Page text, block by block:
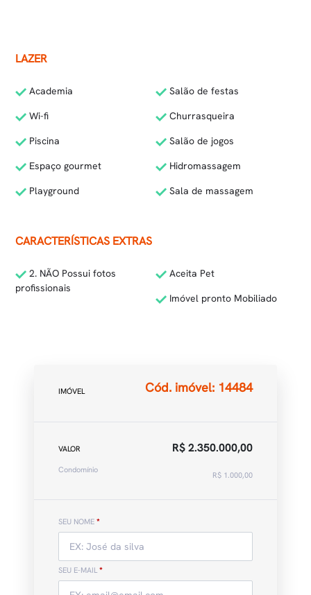
LAZER
Academia
Salão de festas
Wi-fi
Churrasqueira
Piscina
Salão de jogos
Espaço gourmet
Hidromassagem
Playground
Sala de massagem
CARACTERÍSTICAS EXTRAS
2. NÃO Possui fotos
profissionais
Aceita Pet
Imóvel pronto Mobiliado
IMÓVEL Cód. imóvel: 14484
VALOR R$ 2.350.000,00
Condomínio
R$ 1.000,00
SEU NOME *
SEU E-MAIL *